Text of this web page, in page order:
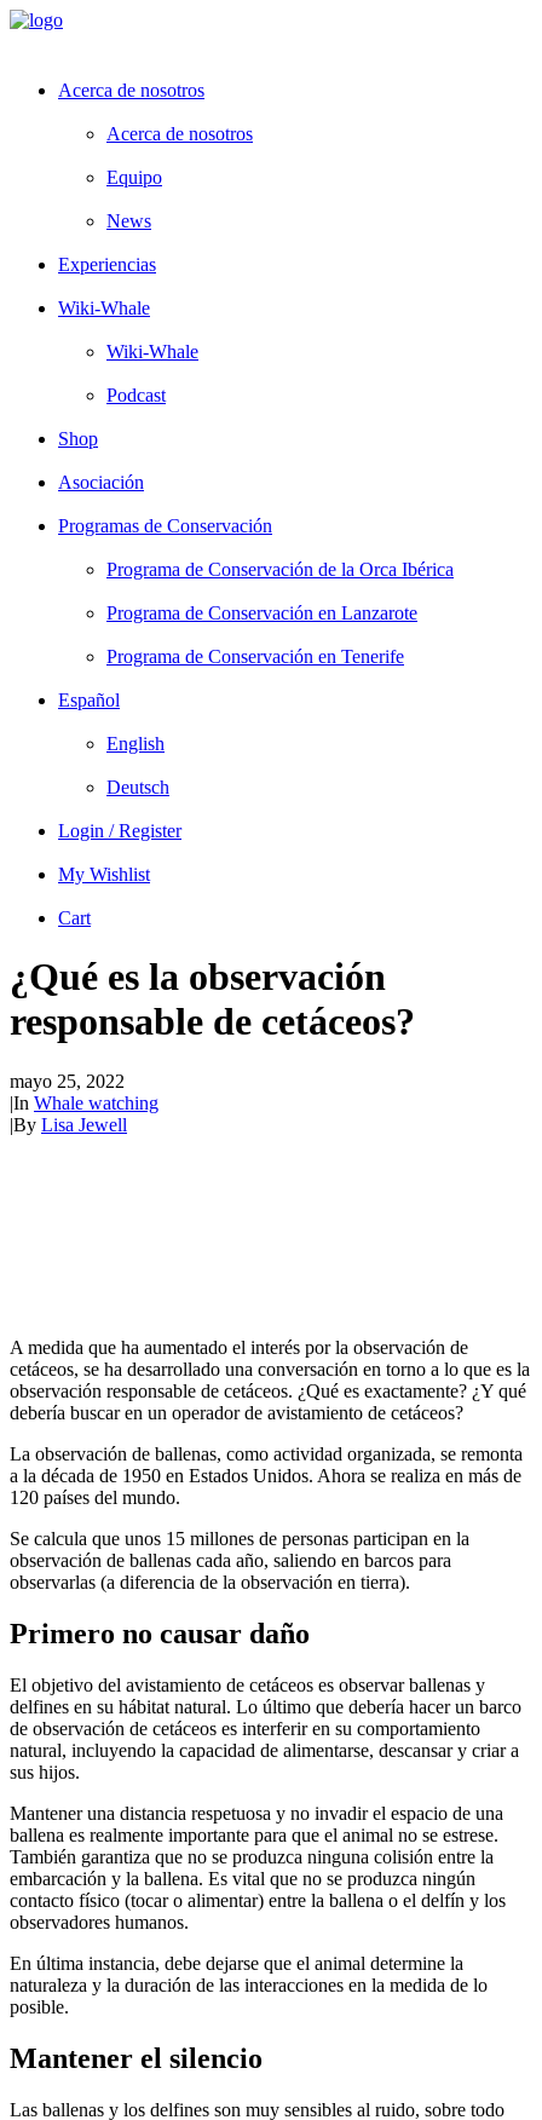
Acerca de nosotros
Acerca de nosotros
Equipo
News
Experiencias
Wiki-Whale
Wiki-Whale
Podcast
Shop
Asociación
Programas de Conservación
Programa de Conservación de la Orca Ibérica
Programa de Conservación en Lanzarote
Programa de Conservación en Tenerife
Español
English
Deutsch
Login / Register
My Wishlist
Cart
¿Qué es la observación
responsable de cetáceos?
mayo 25, 2022
|In Whale watching
|By Lisa Jewell
A medida que ha aumentado el interés por la observación de
cetáceos, se ha desarrollado una conversación en torno a lo que es la
observación responsable de cetáceos. ¿Qué es exactamente? ¿Y qué
debería buscar en un operador de avistamiento de cetáceos?
La observación de ballenas, como actividad organizada, se remonta
a la década de 1950 en Estados Unidos. Ahora se realiza en más de
120 países del mundo.
Se calcula que unos 15 millones de personas participan en la
observación de ballenas cada año, saliendo en barcos para
observarlas (a diferencia de la observación en tierra).
Primero no causar daño
El objetivo del avistamiento de cetáceos es observar ballenas y
delfines en su hábitat natural. Lo último que debería hacer un barco
de observación de cetáceos es interferir en su comportamiento
natural, incluyendo la capacidad de alimentarse, descansar y criar a
sus hijos.
Mantener una distancia respetuosa y no invadir el espacio de una
ballena es realmente importante para que el animal no se estrese.
También garantiza que no se produzca ninguna colisión entre la
embarcación y la ballena. Es vital que no se produzca ningún
contacto físico (tocar o alimentar) entre la ballena o el delfín y los
observadores humanos.
En última instancia, debe dejarse que el animal determine la
naturaleza y la duración de las interacciones en la medida de lo
posible.
Mantener el silencio
Las ballenas y los delfines son muy sensibles al ruido, sobre todo